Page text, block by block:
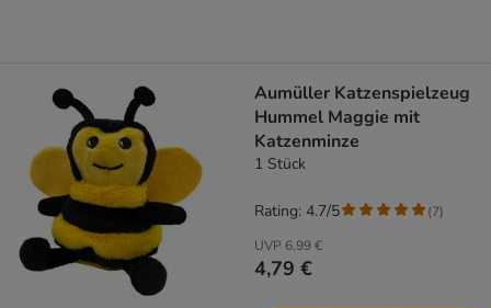
Aumüller Katzenspielzeug
Hummel Maggie mit
Katzenminze
1 Stück
UVP 6,99 €
4,79 €
Rating: 4.7/5 (7)